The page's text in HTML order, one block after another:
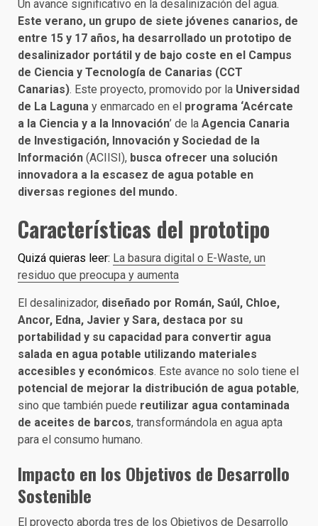
Un avance significativo en la desalinización del agua.
Este verano, un grupo de siete jóvenes canarios, de
entre 15 y 17 años, ha desarrollado un prototipo de
desalinizador portátil y de bajo coste en el Campus
de Ciencia y Tecnología de Canarias (CCT
Canarias). Este proyecto, promovido por la Universidad
de La Laguna y enmarcado en el programa ‘Acércate
a la Ciencia y a la Innovación’ de la Agencia Canaria
de Investigación, Innovación y Sociedad de la
Información (ACIISI), busca ofrecer una solución
innovadora a la escasez de agua potable en
diversas regiones del mundo.
Características del prototipo
Quizá quieras leer: La basura digital o E-Waste, un
residuo que preocupa y aumenta
El desalinizador, diseñado por Román, Saúl, Chloe,
Ancor, Edna, Javier y Sara, destaca por su
portabilidad y su capacidad para convertir agua
salada en agua potable utilizando materiales
accesibles y económicos. Este avance no solo tiene el
potencial de mejorar la distribución de agua potable,
sino que también puede reutilizar agua contaminada
de aceites de barcos, transformándola en agua apta
para el consumo humano.
Impacto en los Objetivos de Desarrollo
Sostenible
El proyecto aborda tres de los Objetivos de Desarrollo